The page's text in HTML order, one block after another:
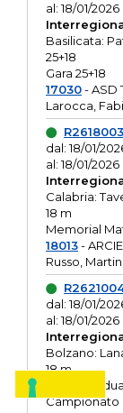
al: 18/01/2026
Basilicata:
25+18
Gara 25+18
17030- ASD
Larocca,
R2618003
dal: 18/01/
al: 18/01/2026
Calabria:
18 m
Memorial
18013-
Russo,
dal: 18/01/
al: 18/01/2026
Bolzano:
18 m
O.R.
Campionato